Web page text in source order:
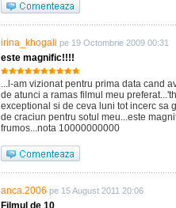
irina_khogali pe 19 Octombrie 2009 00:31
este magnific!!!!
...l-am vizionat pentru prima data cand
de atunci a ramas filmul meu
exceptional si de ceva luni tot incerc sa
de craciun pentru sotul meu...este
frumos...nota 10000000000
anca.2006 pe 15 August 2011 20:06
Filmul de 10